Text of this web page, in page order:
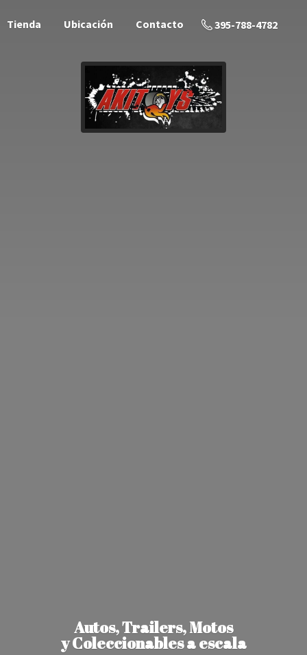
Tienda Ubicación Contacto 395-788-4782
Autos, Trailers, Motos
y Coleccionablesa escala